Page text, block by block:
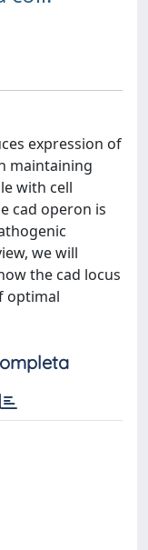
expression of
maintaining
with cell
cad operon is
we will
the cad locus
optimal